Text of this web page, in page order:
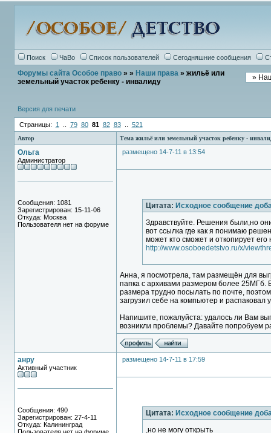
Поиск ЧаВо Список пользователей Сегодняшние сообщения
Форумы сайта Особое право» » Наши права» жильё или
земельный участок ребенку - инвалиду
Версия для печати
Страницы: 1 79 80 81 82 83.. 521
Автор Тема жильё или земельный участок ребенку -
Ольга
Администратор
Сообщения: 1081
Зарегистрирован: 15-11-06
Откуда: Москва
Пользователя нет на форуме
размещено 14-7-11 в 13:54
Цитата: Исходное сообщение
Здравствуйте. Решения были,но
вот ссылка где как я понимаю
может кто сможет и откопирует
http://www.osoboedetstvo.ru/x/
Анна, я посмотрела, там размещён для
папка с архивами размером более 25МГб.
размера трудно посылать по почте,
загрузил себе на компьютер и распаковал
Напишите, пожалуйста: удалось ли Вам
возникли проблемы? Давайте попробуем
анру
Активный участник
Сообщения: 490
Зарегистрирован: 27-4-11
Откуда: Калининград
размещено 14-7-11 в 17:59
Цитата: Исходное сообщение
,но не могу открыть